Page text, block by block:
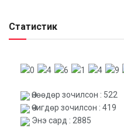
Статистик
Өнөөдөр зочилсон : 522
Өчигдөр зочилсон : 419
Энэ сард : 2885